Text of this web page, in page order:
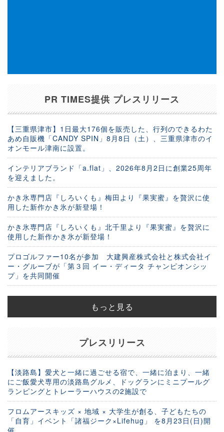
PR TIMES提供 プレスリリース
【三重県津市】1日最大176個を販売した、行列のできるわた
あめ自販機「CANDY SPIN」8月8日（土）、三重県津市のイ
オンモール津南に設置。
インテリアブランド「a.flat」、2026年8月2日に創業25周年
を迎えました。
かき氷専門店『しろいくも』梅田より『果実蜜』を贅沢に使
用した新作かき氷が新登場！
かき氷専門店『しろいくも』北千里より『果実蜜』を贅沢に
使用した新作かき氷が新登場！
プロゴルファー10名が参加 大建興産株式会社と株式会社イ
ー・グルーブが「第３回 イー・ディータ チャンピオンシッ
プ」を共同開催
もっと見る
プレスリリース
【淡路島】愛犬と一緒に過ごせる宿で、一緒に泊まり、一緒
にご飯愛犬専用の淡路島グルメ、ドッグランにミニプールグ
ランピングとトレーラーハウスの2施設で
フロムアースキッズ × 地域 × 大学生が創る、子どもたちの
「自育」イベント「諸福ジーク×Lifehug」 を8月23日(日)開